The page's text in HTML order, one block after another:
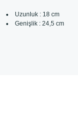
Uzunluk : 18 cm
Genişlik : 24,5 cm